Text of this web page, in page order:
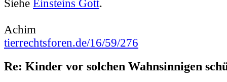
Siehe Einsteins Gott.
Achim
tierrechtsforen.de/16/59/276
Re: Kinder vor solchen Wahnsinnigen